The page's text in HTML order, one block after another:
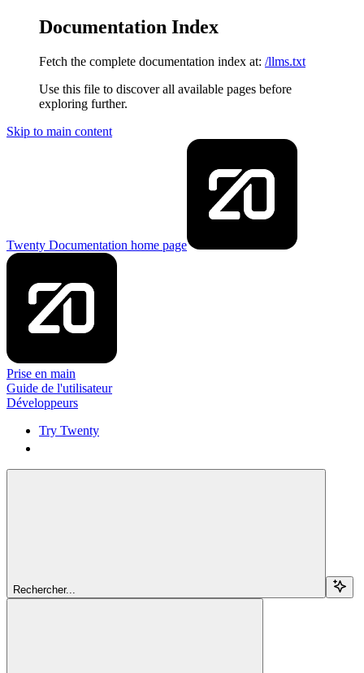
Documentation Index
Fetch the complete documentation index at: /llms.txt
Use this file to discover all available pages before
exploring further.
Skip to main content
Twenty Documentation home page
Prise en main
Guide de l'utilisateur
Développeurs
Try Twenty
Rechercher...